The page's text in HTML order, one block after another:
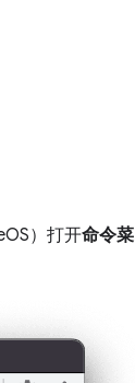
）打开命令菜